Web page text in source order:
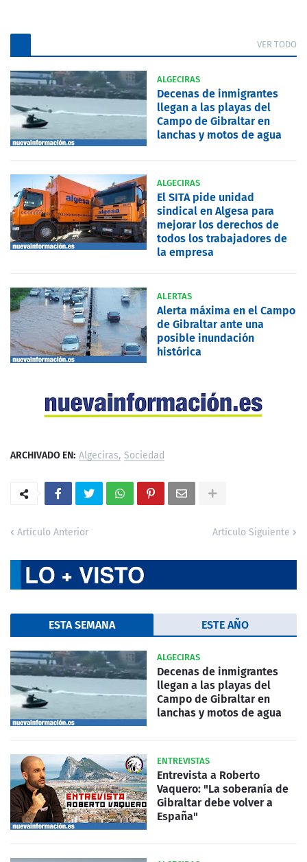
VER TODO
ALGECIRAS
Decenas de inmigrantes
llegan a las playas del
Campo de Gibraltar en
lanchas y motos de agua
ALGECIRAS
El SITA pide unidad
sindical en Algesa para
mejorar los derechos de
todos los trabajadores de
la empresa
ALERTAS
Alerta máxima en el Campo
de Gibraltar ante una
posible inundación
histórica
ARCHIVADO EN: Algeciras Sociedad
Artículo Anterior Artículo Siguiente
ESTA SEMANA ESTE AÑO
ALGECIRAS
Decenas de inmigrantes
llegan a las playas del
Campo de Gibraltar en
lanchas y motos de agua
ENTREVISTAS
Entrevista a Roberto
Vaquero: "La soberanía de
Gibraltar debe volver a
España"